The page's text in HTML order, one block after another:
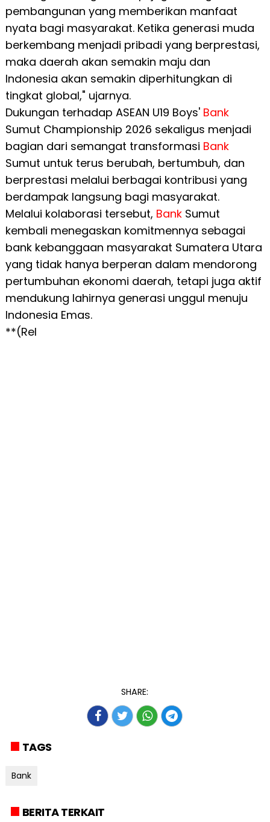
pembangunan yang memberikan manfaat
nyata bagi masyarakat. Ketika generasi muda
berkembang menjadi pribadi yang berprestasi,
maka daerah akan semakin maju dan
Indonesia akan semakin diperhitungkan di
tingkat global," ujarnya.
Dukungan terhadap ASEAN U19 Boys' Bank
Sumut Championship 2026 sekaligus menjadi
bagian dari semangat transformasi Bank
Sumut untuk terus berubah, bertumbuh, dan
berprestasi melalui berbagai kontribusi yang
berdampak langsung bagi masyarakat.
Melalui kolaborasi tersebut, BankSumut
kembali menegaskan komitmennya sebagai
bank kebanggaan masyarakat Sumatera Utara
yang tidak hanya berperan dalam mendorong
pertumbuhan ekonomi daerah, tetapi juga aktif
mendukung lahirnya generasi unggul menuju
Indonesia Emas.
**(Rel
SHARE:
TAGS
Bank
BERITA TERKAIT